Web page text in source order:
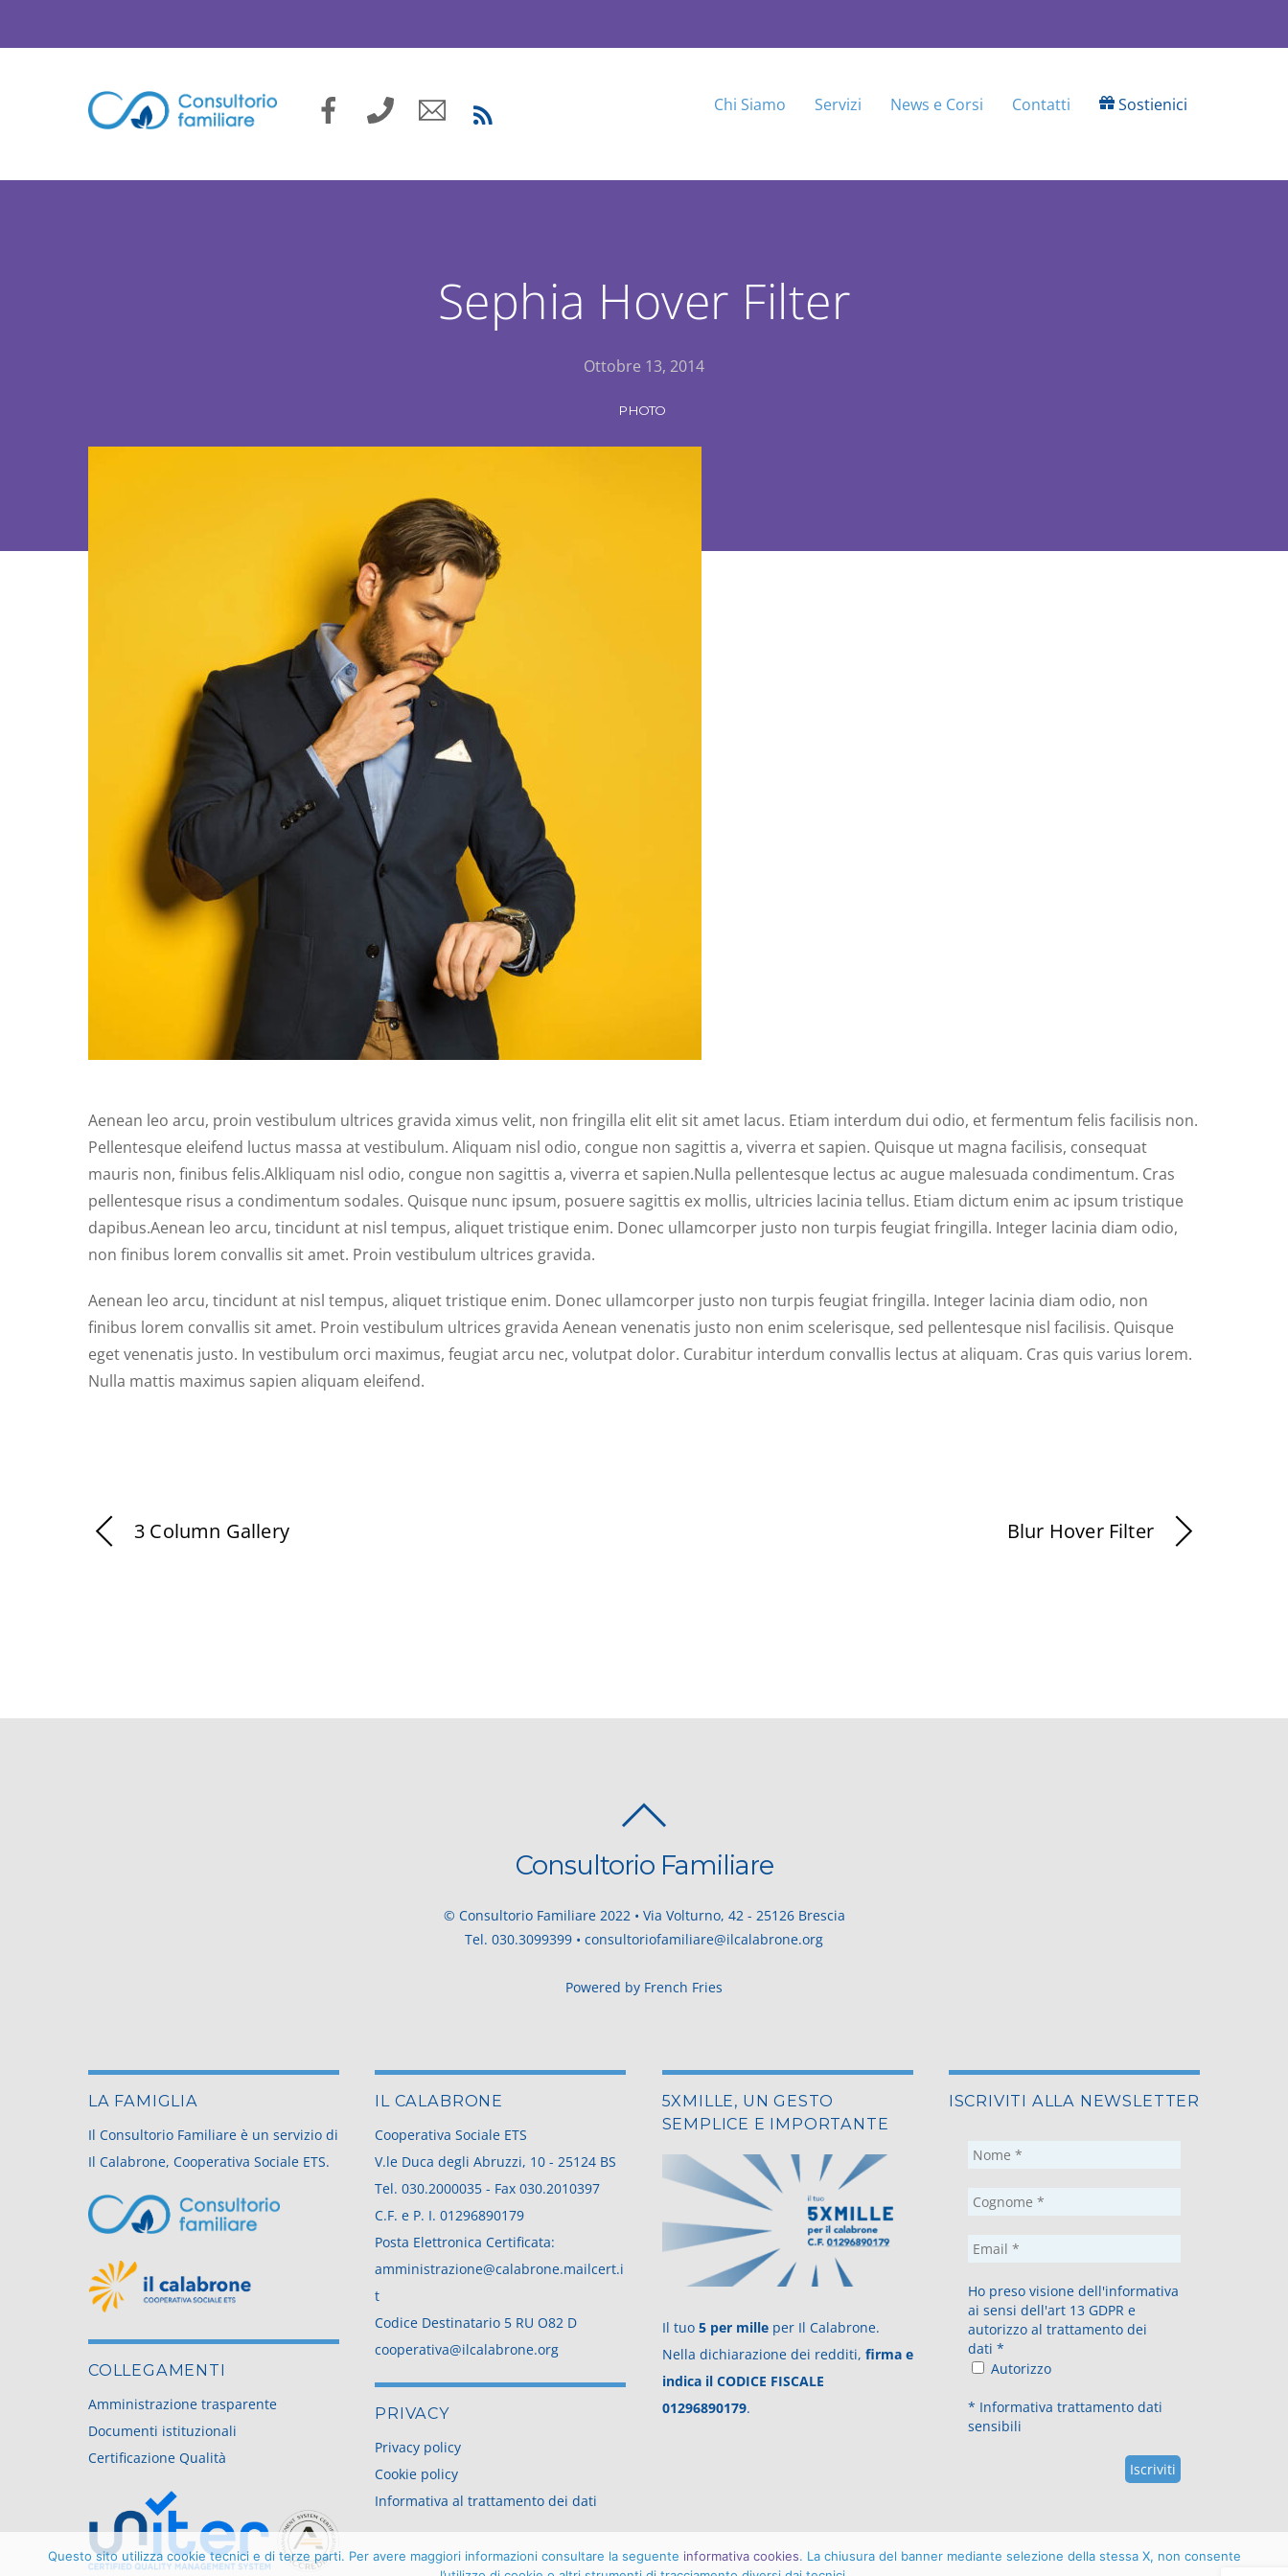
Facebook Phone
RSS
Chi Siamo Servizi News e Corsi Contatti Sostienici
Sephia Hover Filter
Ottobre 13, 2014
PHOTO
Aenean leo arcu, proin vestibulum ultrices gravida ximus velit, non fringilla elit elit sit amet lacus. Etiam interdum dui odio, et fermentum felis facilisis non.
Pellentesque eleifend luctus massa at vestibulum. Aliquam nisl odio, congue non sagittis a, viverra et sapien. Quisque ut magna facilisis, consequat
mauris non, finibus felis.Alkliquam nisl odio, congue non sagittis a, viverra et sapien.Nulla pellentesque lectus ac augue malesuada condimentum. Cras
pellentesque risus a condimentum sodales. Quisque nunc ipsum, posuere sagittis ex mollis, ultricies lacinia tellus. Etiam dictum enim ac ipsum tristique
dapibus.Aenean leo arcu, tincidunt at nisl tempus, aliquet tristique enim. Donec ullamcorper justo non turpis feugiat fringilla. Integer lacinia diam odio,
non finibus lorem convallis sit amet. Proin vestibulum ultrices gravida.
Aenean leo arcu, tincidunt at nisl tempus, aliquet tristique enim. Donec ullamcorper justo non turpis feugiat fringilla. Integer lacinia diam odio, non
finibus lorem convallis sit amet. Proin vestibulum ultrices gravida Aenean venenatis justo non enim scelerisque, sed pellentesque nisl facilisis. Quisque
eget venenatis justo. In vestibulum orci maximus, feugiat arcu nec, volutpat dolor. Curabitur interdum convallis lectus at aliquam. Cras quis varius lorem.
Nulla mattis maximus sapien aliquam eleifend.
3 Column Gallery Blur Hover Filter
TOP
Consultorio Familiare
© Consultorio Familiare 2022 • Via Volturno, 42 - 25126 Brescia
Tel. 030.3099399 • consultoriofamiliare@ilcalabrone.org
Powered by French Fries
LA FAMIGLIA
Il Consultorio Familiare è un servizio di
Il Calabrone, Cooperativa Sociale ETS.
COLLEGAMENTI
Amministrazione trasparente
Documenti istituzionali
Certificazione Qualità
IL CALABRONE
Cooperativa Sociale ETS
V.le Duca degli Abruzzi, 10 - 25124 BS
Tel.030.2000035 - Fax 030.2010397
C.F. e P. I. 01296890179
Posta Elettronica Certificata:
amministrazione@calabrone.mailcert.i
t
Codice Destinatario 5 RU O82 D
cooperativa@ilcalabrone.org
PRIVACY
Privacy policy
Cookie policy
Informativa al trattamento dei dati
5XMILLE, UN GESTO
SEMPLICE E IMPORTANTE
Il tuo 5 per milleper Il Calabrone.
Nella dichiarazione dei redditi, firma e
indica il CODICE FISCALE
01296890179.
ISCRIVITI ALLA NEWSLETTER
Ho preso visione dell'informativa
ai sensi dell'art 13 GDPR e
autorizzo al trattamento dei
dati *
Autorizzo
* Informativa trattamento dati
sensibili
Questo sito utilizza cookie tecnici e di terze parti. Per avere maggiori informazioni consultare la seguente informativa cookies. La chiusura del banner mediante selezione della stessa X, non consente